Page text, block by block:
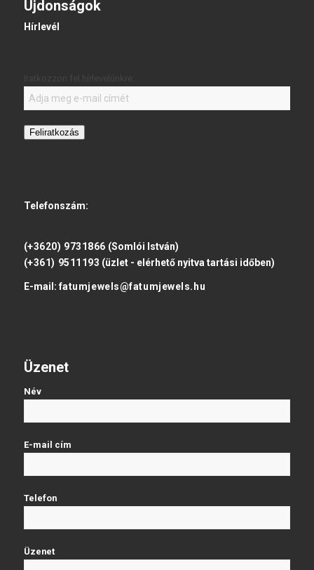
Újdonságok
Hírlevél
Feliratkozás
Telefonszám:
(+3620) 9731866 (Somlói István)
(+361) 9511193 (üzlet - elérhető nyitva tartási időben)
E-mail: fatumjewels@fatumjewels.hu
Üzenet
Név
E-mail cím
Telefon
Üzenet